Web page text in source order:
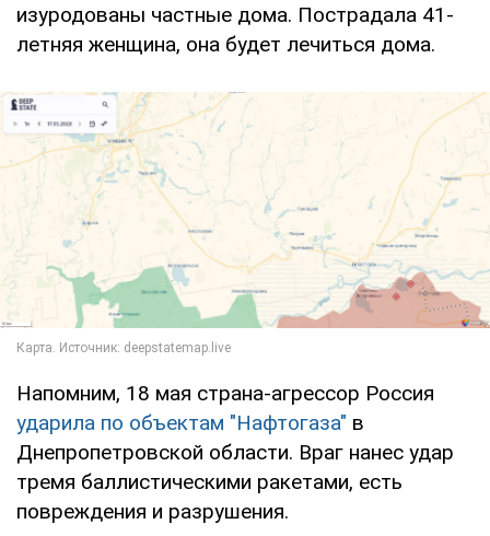
изуродованы частные дома. Пострадала 41-
летняя женщина, она будет лечиться дома.
Напомним, 18 мая страна-агрессор Россия
ударила по объектам "Нафтогаза" в
Днепропетровской области. Враг нанес удар
тремя баллистическими ракетами, есть
повреждения и разрушения.